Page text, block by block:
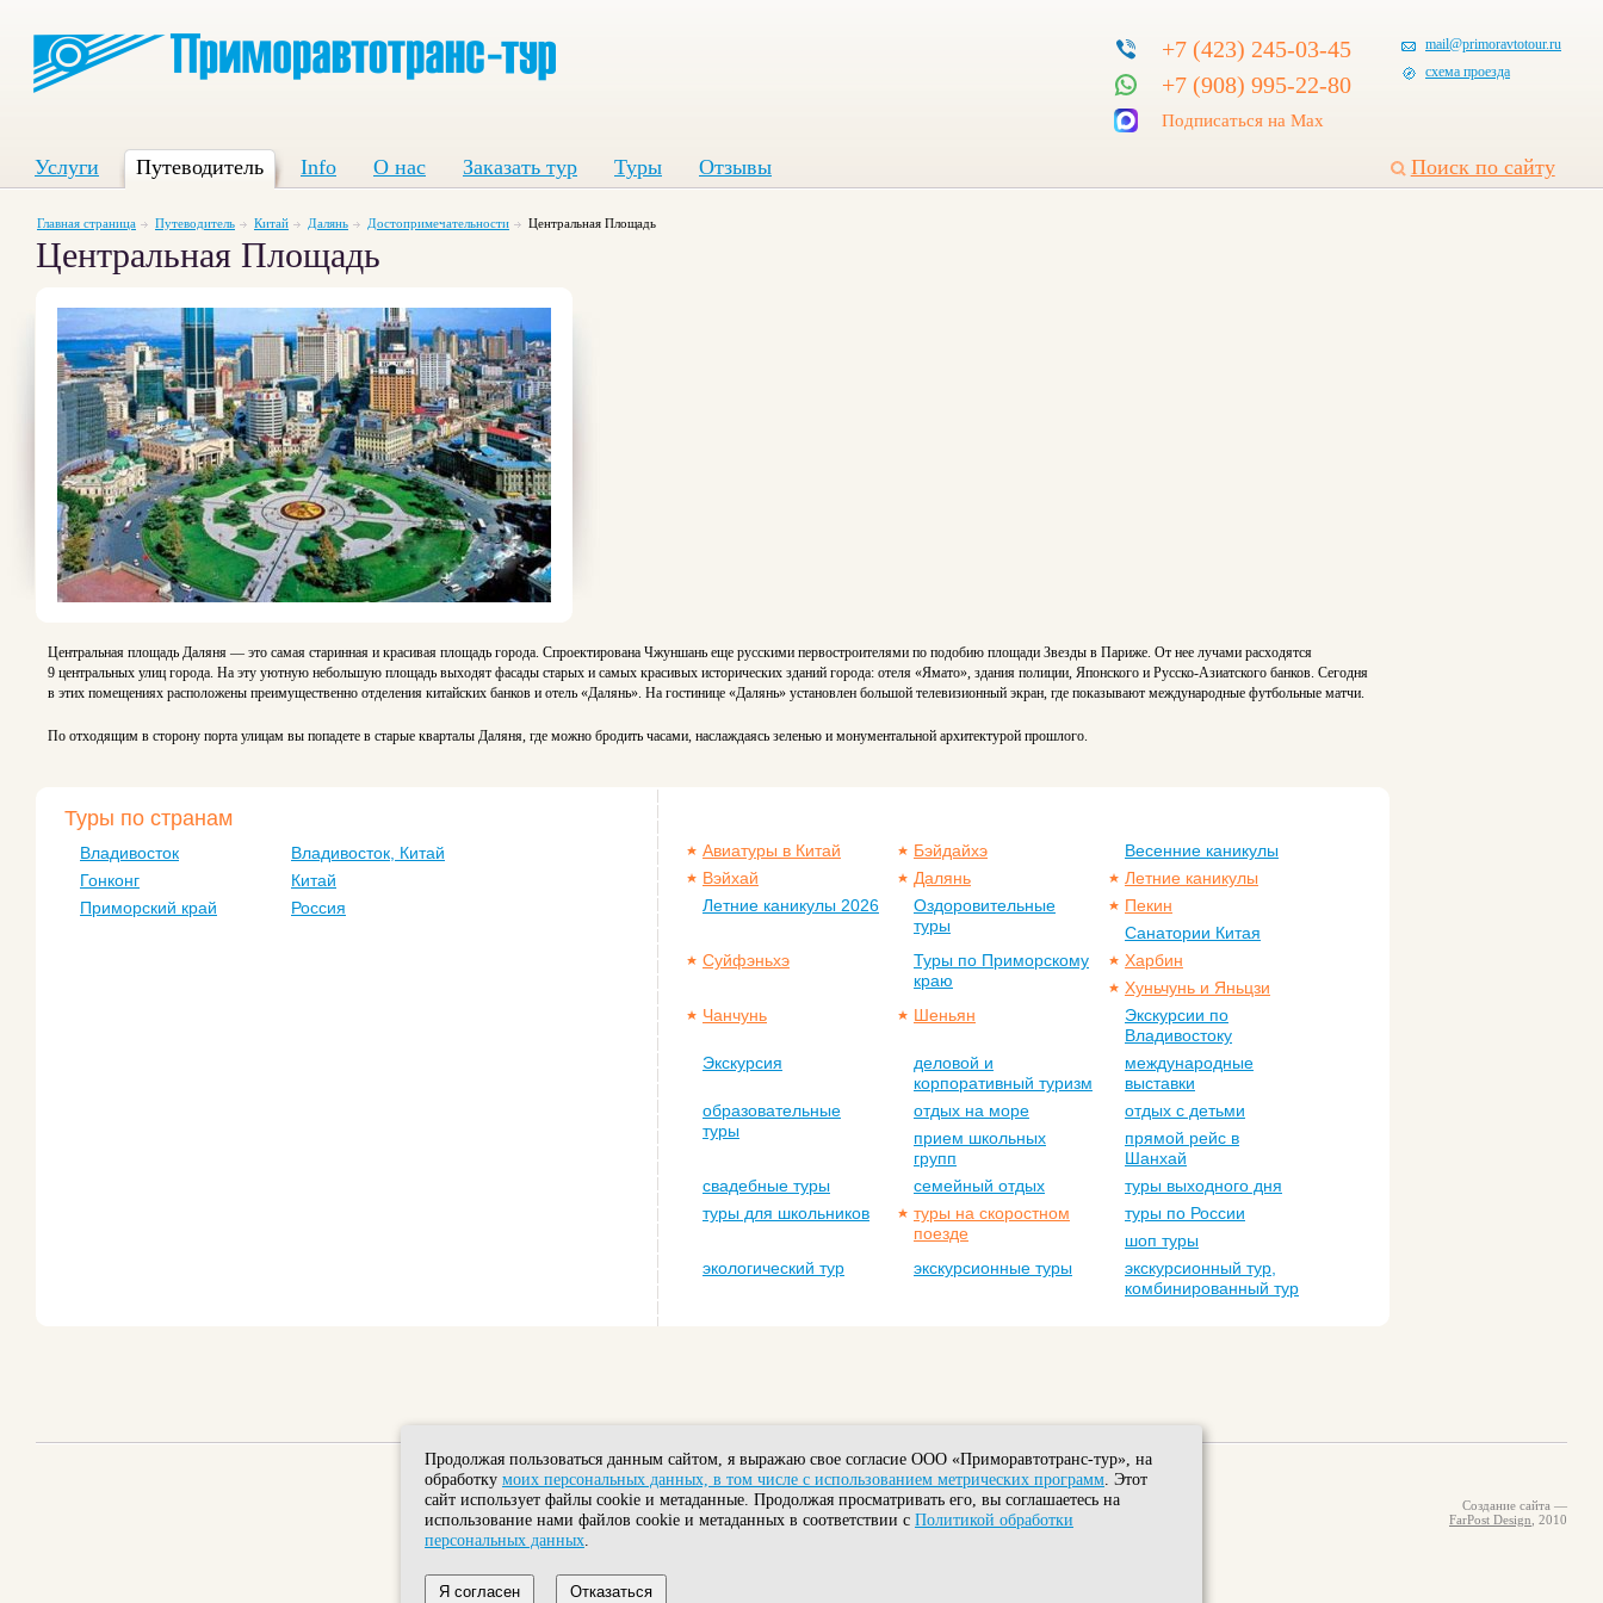
+7 (423) 245-03-45
+7 (908) 995-22-80
Подписаться на Max
mail@primoravtotour.ru
схема проезда
Поиск по сайту
Услуги Путеводитель Info О нас Заказать тур Туры Отзывы
Главная страница Путеводитель Китай Далянь Достопримечательности Центральная Площадь
Центральная Площадь
Центральная площадь Даляня — это самая старинная и красивая площадь города. Спроектирована Чжуншань еще русскими первостроителями по подобию площади Звезды в Париже. От нее лучами расходятся
9 центральных улиц города. На эту уютную небольшую площадь выходят фасады старых и самых красивых исторических зданий города: отеля «Ямато», здания полиции, Японского и Русско-Азиатского банков. Сегодня
в этих помещениях расположены преимущественно отделения китайских банков и отель «Далянь». На гостинице «Далянь» установлен большой телевизионный экран, где показывают международные футбольные матчи.
По отходящим в сторону порта улицам вы попадете в старые кварталы Даляня, где можно бродить часами, наслаждаясь зеленью и монументальной архитектурой прошлого.
Туры по странам
Владивосток
Владивосток, Китай
Гонконг
Китай
Приморский край
Россия
Авиатуры в Китай Бэйдайхэ
Весенние каникулы
Вэйхай
Далянь
Летние каникулы
Летние каникулы 2026
Оздоровительные
туры
Пекин
Санатории Китая
Суйфэньхэ
Туры по Приморскому
краю
Харбин
Хуньчунь и Яньцзи
Чанчунь
Шеньян
Экскурсии по
Владивостоку
Экскурсия
деловой и
корпоративный туризм
международные
выставки
образовательные
туры
отдых на море
отдых с детьми
прием школьных
групп
прямой рейс в
Шанхай
свадебные туры
семейный отдых
туры выходного дня
туры для школьников
туры на скоростном
поезде
туры по России
шоп туры
экологический тур
экскурсионные туры
экскурсионный тур,
комбинированный тур
Головной офис: Владивосток, ул. Комсомольская, 7А.
Тел.: +7-908-995-22-80 Факс: (423) 2450821
Электронная почта:
mail@primoravtotour.ru
Создание сайта —
FarPost Design , 2010
Продолжая пользоваться данным сайтом, я выражаю свое согласие ООО «Приморавтотранс-тур», на
обработку моих персональных данных, в том числе с использованием метрических программ . Этот
сайт использует файлы cookie и метаданные. Продолжая просматривать его, вы соглашаетесь на
использование нами файлов cookie и метаданных в соответствии с Политикой обработки
персональных данных
Я согласен Отказаться